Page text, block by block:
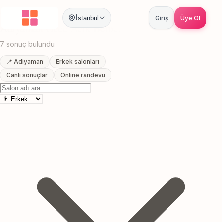
İstanbul Giriş Üye Ol
Anasayfa / Adiyaman Gece Acik Berber
Adiyaman Gece Acik Berber
7 sonuç bulundu
📍 Adiyaman
Erkek salonları
Canlı sonuçlar
Online randevu